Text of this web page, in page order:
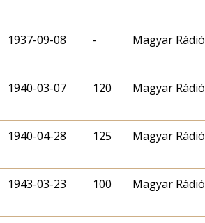
1937-09-08 - Magyar Rádió
1940-03-07 120 Magyar Rádió
1940-04-28 125 Magyar Rádió
1943-03-23 100 Magyar Rádió